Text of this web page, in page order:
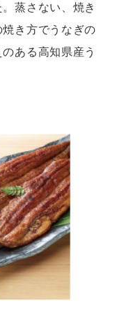
蒸さない、焼き
焼き方でうなぎの
ある高知県産う